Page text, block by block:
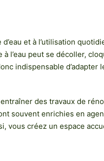
et à l’utilisation
l’eau peut se décoller,
indispensable d’adapter
des travaux de
souvent enrichies en
vous créez un espace